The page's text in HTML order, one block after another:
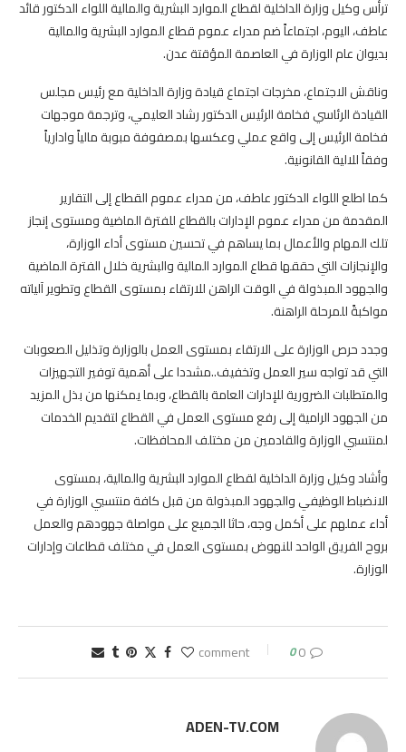
ترأس وكيل وزارة الداخلية لقطاع الموارد البشرية والمالية اللواء الدكتور قائد
عاطف، اليوم، اجتماعاً ضم مدراء عموم قطاع الموارد البشرية والمالية
بديوان عام الوزارة في العاصمة المؤقتة عدن.
وناقش الاجتماع، مخرجات اجتماع قيادة وزارة الداخلية مع رئيس مجلس
القيادة الرئاسي فخامة الرئيس الدكتور رشاد العليمي، وترجمة موجهات
فخامة الرئيس إلى واقع عملي وعكسها بمصفوفة مبوبة مالياً وادارياً
وفقاً للالية القانونية.
كما اطلع اللواء الدكتور عاطف، من مدراء عموم القطاع إلى التقارير
المقدمة من مدراء عموم الإدارات بالقطاع للفترة الماضية ومستوى إنجاز
تلك المهام والأعمال بما يساهم في تحسين مستوى أداء الوزارة،
والإنجازات التي حققها قطاع الموارد المالية والبشرية خلال الفترة الماضية
والجهود المبذولة في الوقت الراهن للارتقاء بمستوى القطاع وتطوير آلياته
مواكبةً للمرحلة الراهنة.
وجدد حرص الوزارة على الارتقاء بمستوى العمل بالوزارة وتذليل الصعوبات
التي قد تواجه سير العمل وتخفيف..مشددا على أهمية توفير التجهيزات
والمتطلبات الضرورية للإدارات العامة بالقطاع، وبما يمكنها من بذل المزيد
من الجهود الرامية إلى رفع مستوى العمل في القطاع لتقديم الخدمات
لمنتسبي الوزارة والقادمين من مختلف المحافظات.
وأشاد وكيل وزارة الداخلية لقطاع الموارد البشرية والمالية، بمستوى
الانضباط الوظيفي والجهود المبذولة من قبل كافة منتسبي الوزارة في
أداء عملهم على أكمل وجه، حاثا الجميع على مواصلة جهودهم والعمل
بروح الفريق الواحد للنهوض بمستوى العمل في مختلف قطاعات وإدارات
الوزارة.
0 comment
0
ADEN-TV.COM